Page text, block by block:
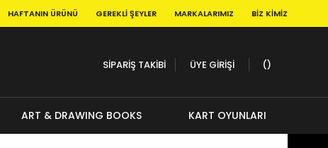
HAFTANIN ÜRÜNÜ GEREKLI ŞEYLER MARKALARIMIZ BIZ KIMIZ
SİPARİŞ TAKİBİ ÜYE GİRİŞİ
ART & DRAWING BOOKS KART OYUNLARI